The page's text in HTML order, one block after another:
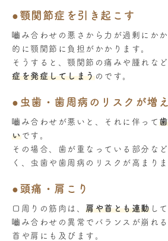
●顎関節症を引き起こす
嚙み合わせの悪さから力が過剰にか
的に顎関節に負担がかかります。
そうすると、顎関節の痛みや腫れな
症を発症してしまうのです。
●虫歯・歯周病のリスクが増
嚙み合わせが悪いと、それに伴って
いです。
その場合、歯が重なっている部分な
く、虫歯や歯周病のリスクが高まりま
●頭痛・肩こり
口周りの筋肉は、 肩や首とも連動し
嚙み合わせの異常でバランスが崩れ
首や肩にも及びます。